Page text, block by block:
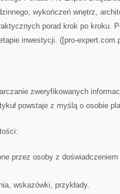
wykończeń wnętrz,
porad krok po kroku.
inwestycji. ([pro-
zweryfikowanych
powstaje z myślą o osobie
przez osoby z
wskazówki, przykłady.